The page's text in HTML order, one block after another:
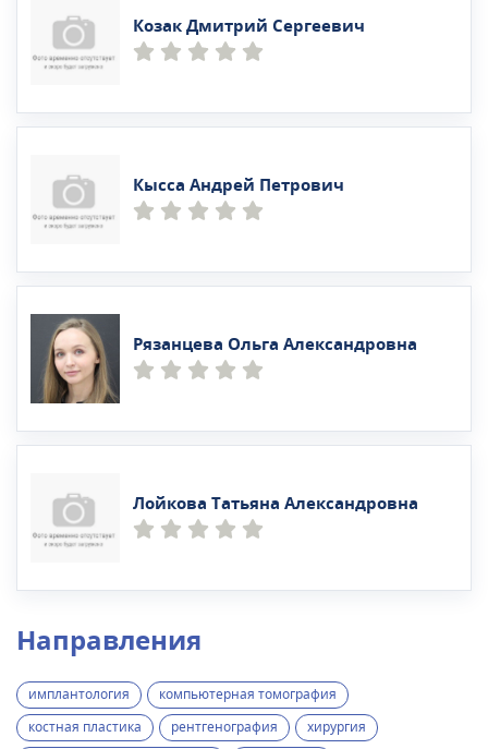
Козак Дмитрий Сергеевич
Кысса Андрей Петрович
Рязанцева Ольга Александровна
Лойкова Татьяна Александровна
Направления
имплантология
компьютерная томография
костная пластика
рентгенография хирургия